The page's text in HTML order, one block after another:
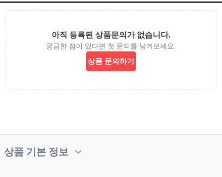
아직 등록된 상품문의가 없습니다.
궁금한 점이 있다면 첫 문의를 남겨보세요.
상품 문의하기
상품 기본 정보